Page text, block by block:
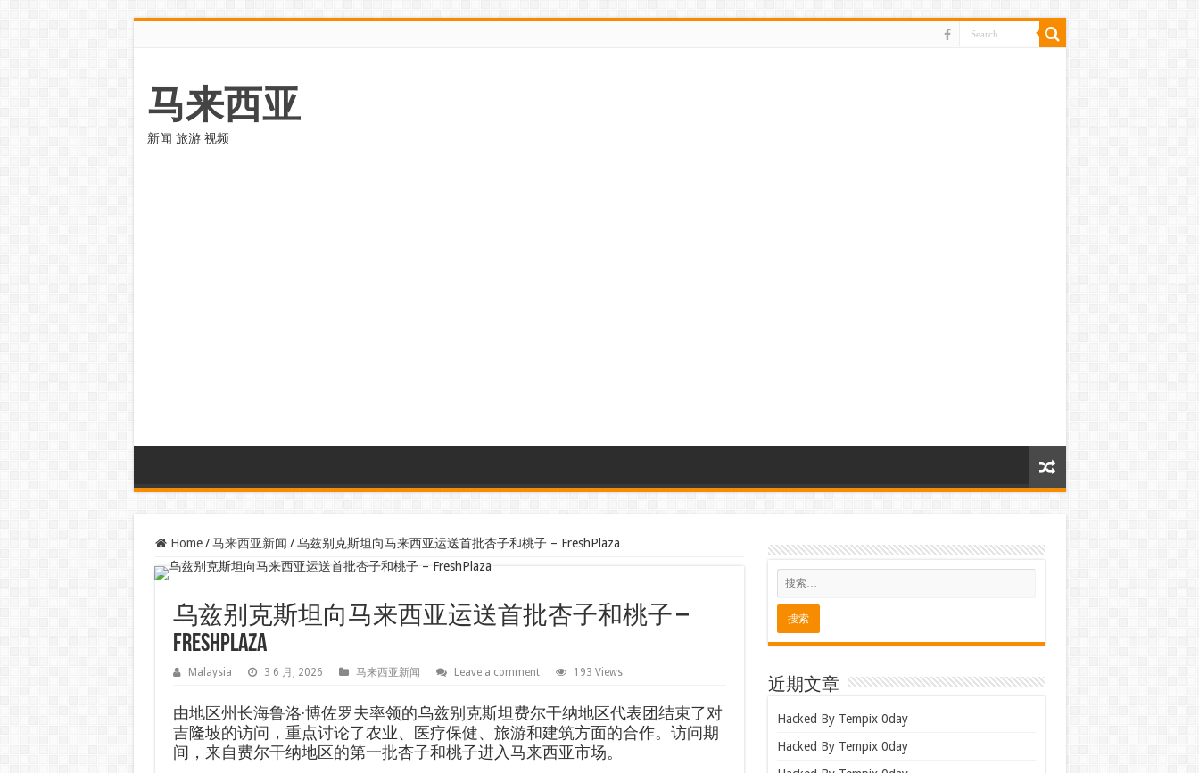
马来西亚
新闻 旅游 视频
Home / 马来西亚新闻 / 乌兹别克斯坦向马来西亚运送首批杏子和桃子 – FreshPlaza
乌兹别克斯坦向马来西亚运送首批杏子和桃子 –
FreshPlaza
Malaysia 3 6 月, 2026 马来西亚新闻 Leave a comment 193 Views
由地区州长海鲁洛·博佐罗夫率领的乌兹别克斯坦费尔干纳地区代表团结束了对
吉隆坡的访问，重点讨论了农业、医疗保健、旅游和建筑方面的合作。访问期
间，来自费尔干纳地区的第一批杏子和桃子进入马来西亚市场。
近期文章
Hacked By Tempix 0day
Hacked By Tempix 0day